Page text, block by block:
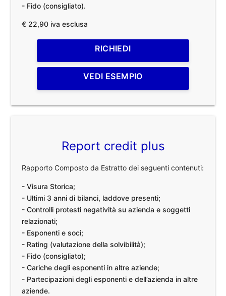
- Fido (consigliato).
€ 22,90 iva esclusa
RICHIEDI
VEDI ESEMPIO
Report credit plus
Rapporto Composto da Estratto dei seguenti contenuti:
- Visura Storica;
- Ultimi 3 anni di bilanci, laddove presenti;
- Controlli protesti negatività su azienda e soggetti
relazionati;
- Esponenti e soci;
- Rating (valutazione della solvibilità);
- Fido (consigliato);
- Cariche degli esponenti in altre aziende;
- Partecipazioni degli esponenti e dell’azienda in altre
aziende.